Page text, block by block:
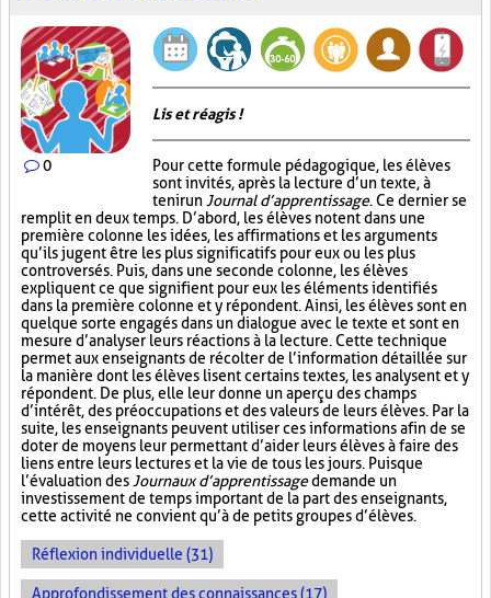
0
Lis et réagis !
Pour cette formule pédagogique, les élèves
sont invités, après la lecture d’un texte, à
tenir un Journal d’apprentissage. Ce dernier se
remplit en deux temps. D’abord, les élèves notent dans une
première colonne les idées, les affirmations et les arguments
qu’ils jugent être les plus significatifs pour eux ou les plus
controversés. Puis, dans une seconde colonne, les élèves
expliquent ce que signifient pour eux les éléments identifiés
dans la première colonne et y répondent. Ainsi, les élèves sont en
quelque sorte engagés dans un dialogue avec le texte et sont en
mesure d’analyser leurs réactions à la lecture. Cette technique
permet aux enseignants de récolter de l’information détaillée sur
la manière dont les élèves lisent certains textes, les analysent et y
répondent. De plus, elle leur donne un aperçu des champs
d’intérêt, des préoccupations et des valeurs de leurs élèves. Par la
suite, les enseignants peuvent utiliser ces informations afin de se
doter de moyens leur permettant d’aider leurs élèves à faire des
liens entre leurs lectures et la vie de tous les jours. Puisque
l’évaluation des Journaux d’apprentissagedemande un
investissement de temps important de la part des enseignants,
cette activité ne convient qu’à de petits groupes d’élèves.
Réflexion individuelle (31)
Approfondissement des connaissances (17)